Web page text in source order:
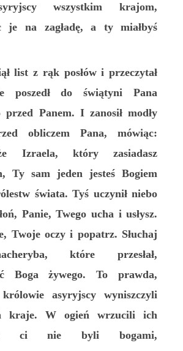
wszystkim krajom,
je na zagładę, a ty miałbyś
list z rąk posłów i przeczytał
poszedł do świątyni Pana
Panem. I zanosił modły
obliczem Pana, mówiąc:
Izraela, który zasiadasz
Ty sam jeden jesteś Bogiem
świata. Tyś uczynił niebo
Panie, Twego ucha i usłysz.
Twoje oczy i popatrz. Słuchaj
które przesłał,
Boga żywego. To prawda,
asyryjscy wyniszczyli
kraje. W ogień wrzucili ich
ci nie byli bogami,